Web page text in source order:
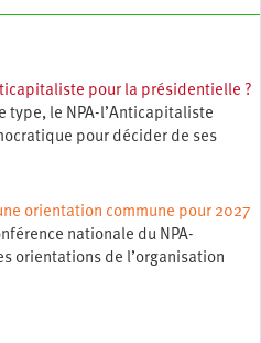
pour la présidentielle ?
type, le NPA-l’Anticapitaliste
pour décider de ses
orientation commune pour 2027
nationale du NPA-
orientations de l’organisation